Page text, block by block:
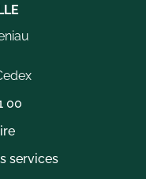
00
services